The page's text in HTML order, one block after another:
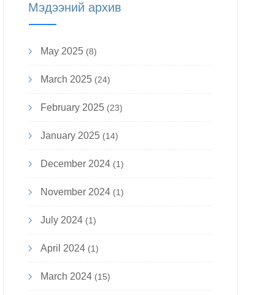
Мэдээний архив
May 2025(8)
March 2025(24)
February 2025(23)
January 2025(14)
December 2024(1)
November 2024(1)
July 2024(1)
April 2024(1)
March 2024(15)